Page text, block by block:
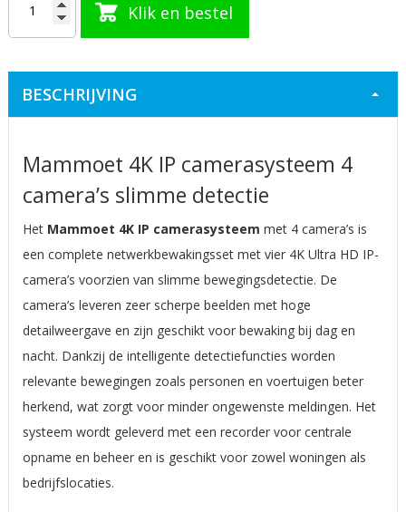
Klik en bestel
BESCHRIJVING
Mammoet 4K IP camerasysteem 4
camera’s slimme detectie
Het Mammoet 4K IP camerasysteem met 4 camera’s is
een complete netwerkbewakingsset met vier 4K Ultra HD IP-
camera’s voorzien van slimme bewegingsdetectie. De
camera’s leveren zeer scherpe beelden met hoge
detailweergave en zijn geschikt voor bewaking bij dag en
nacht. Dankzij de intelligente detectiefuncties worden
relevante bewegingen zoals personen en voertuigen beter
herkend, wat zorgt voor minder ongewenste meldingen. Het
systeem wordt geleverd met een recorder voor centrale
opname en beheer en is geschikt voor zowel woningen als
bedrijfslocaties.